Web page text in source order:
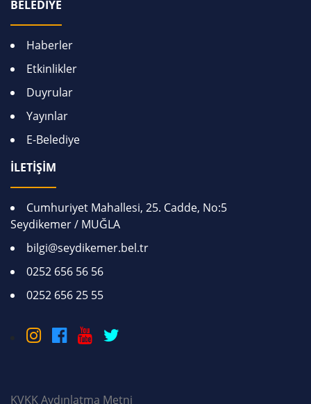
BELEDİYE
Haberler
Etkinlikler
Duyrular
Yayınlar
E-Belediye
İLETİŞİM
Cumhuriyet Mahallesi, 25. Cadde, No:5
Seydikemer / MUĞLA
bilgi@seydikemer.bel.tr
0252 656 56 56
0252 656 25 55
KVKK Aydınlatma Metni